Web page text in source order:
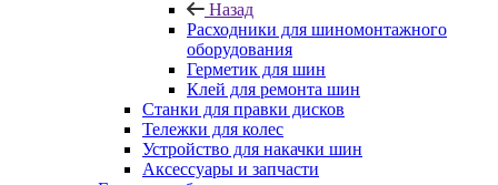
Назад
Расходники для шиномонтажного
оборудования
Герметик для шин
Клей для ремонта шин
Станки для правки дисков
Тележки для колес
Устройство для накачки шин
Аксессуары и запчасти